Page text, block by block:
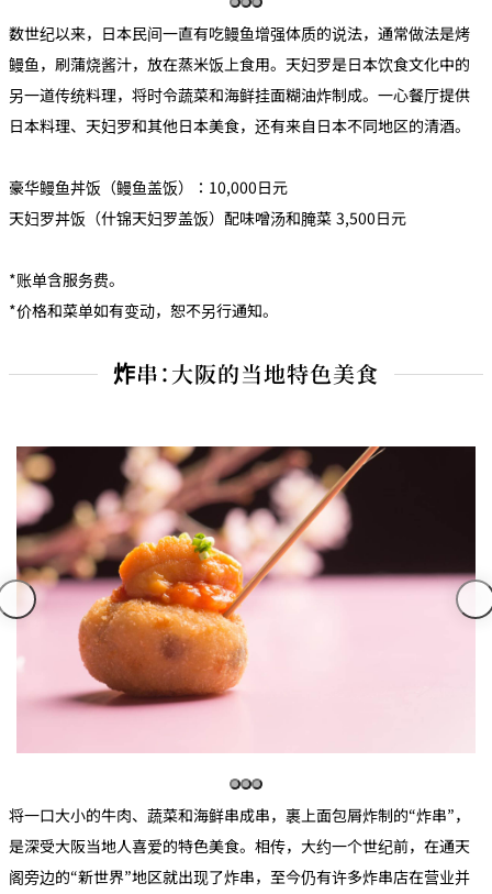
数世纪以来，日本民间一直有吃鳗鱼增强体质的说法，通常做法是烤
鳗鱼，刷蒲烧酱汁，放在蒸米饭上食用。天妇罗是日本饮食文化中的
另一道传统料理，将时令蔬菜和海鲜挂面糊油炸制成。一心餐厅提供
日本料理、天妇罗和其他日本美食，还有来自日本不同地区的清酒。
豪华鳗鱼丼饭（鳗鱼盖饭）：10,000日元
天妇罗丼饭（什锦天妇罗盖饭）配味噌汤和腌菜 3,500日元
*账单含服务费。
*价格和菜单如有变动，恕不另行通知。
炸串：大阪的当地特色美食
将一口大小的牛肉、蔬菜和海鲜串成串，裹上面包屑炸制的“炸串”，
是深受大阪当地人喜爱的特色美食。相传，大约一个世纪前，在通天
阁旁边的“新世界”地区就出现了炸串，至今仍有许多炸串店在营业并